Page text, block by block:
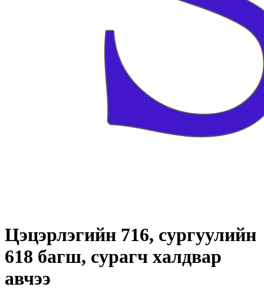
Цэцэрлэгийн 716, сургуулийн
618 багш, сурагч халдвар
авчээ